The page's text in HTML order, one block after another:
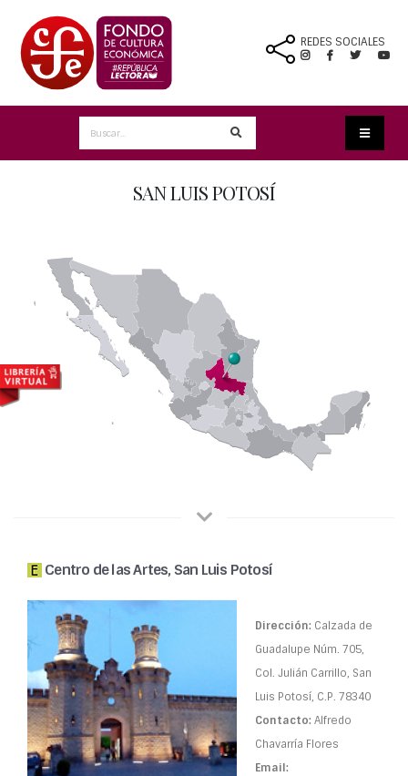
REDES SOCIALES
SAN LUIS POTOSÍ
Centro de las Artes, San Luis Potosí
Dirección: Calzada de
Guadalupe Núm. 705,
Col. Julián Carrillo, San
Luis Potosí, C.P. 78340
Contacto: Alfredo
Chavarría Flores
Email: